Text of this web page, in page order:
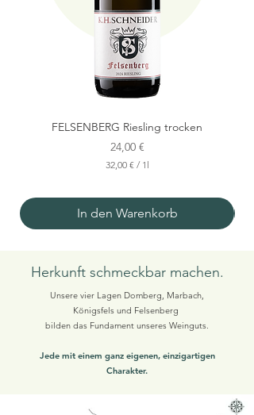
FELSENBERG Riesling trocken
Preis
24,00 €
32,00 € / 1l
0
0
r
o
1
L
i
e
r
In den Warenkorb
Herkunft schmeckbar machen.
Unsere vier Lagen Domberg, Marbach,
Königsfels und Felsenberg
bilden das Fundament unseres Weinguts.
Jede mit einem ganz eigenen, einzigartigen
Charakter.